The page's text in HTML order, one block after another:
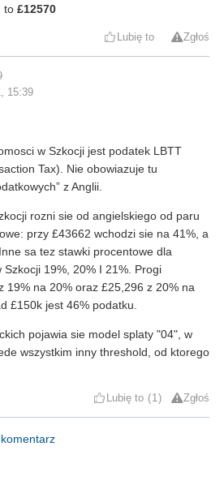
to £12570
Lubię to Zgłoś
15:39
w Szkocji jest podatek LBTT
Tax). Nie obowiazuje tu
z Anglii.
rozni sie od angielskiego od paru
przy £43662 wchodzi sie na 41%, a
sa tez stawki procentowe dla
19%, 20% I 21%. Progi
19% na 20% oraz £25,296 z 20% na
£150k jest 46% podatku.
pojawia sie model splaty "04", w
wszystkim inny threshold, od ktorego
Lubię to 1 Zgłoś